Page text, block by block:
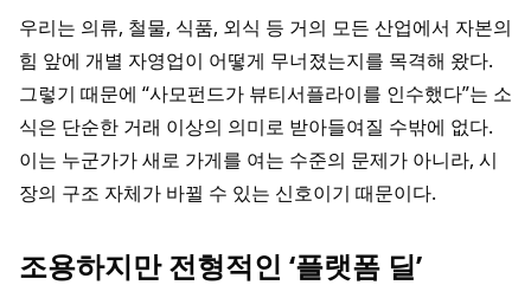
우리는 의류, 철물, 식품, 외식 등 거의 모든 산업에서 자본의
힘 앞에 개별 자영업이 어떻게 무너졌는지를 목격해 왔다.
그렇기 때문에 “사모펀드가 뷰티서플라이를 인수했다”는 소
식은 단순한 거래 이상의 의미로 받아들여질 수밖에 없다.
이는 누군가가 새로 가게를 여는 수준의 문제가 아니라, 시
장의 구조 자체가 바뀔 수 있는 신호이기 때문이다.
조용하지만 전형적인 ‘플랫폼 딜’